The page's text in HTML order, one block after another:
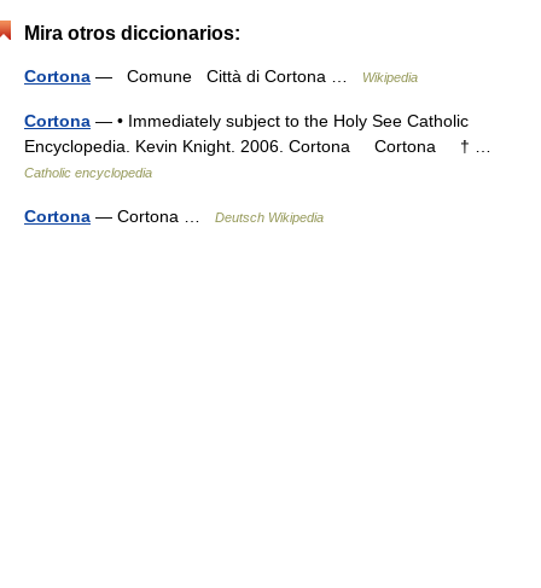
Mira otros diccionarios:
Cortona — Comune Città di Cortona … Wikipedia
Cortona — • Immediately subject to the Holy See Catholic
Encyclopedia. Kevin Knight. 2006. Cortona Cortona † …
Catholic encyclopedia
Cortona — Cortona … Deutsch Wikipedia